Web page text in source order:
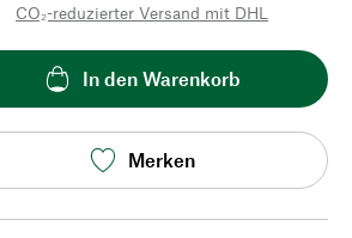
CO₂-reduzierter Versand mit DHL
In den Warenkorb
Merken